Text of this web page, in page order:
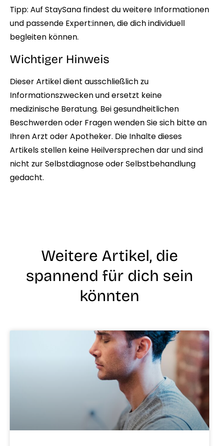
Tipp: Auf StaySana findest du weitere Informationen
und passende Expert:innen, die dich individuell
begleiten können.
Wichtiger Hinweis
Dieser Artikel dient ausschließlich zu
Informationszwecken und ersetzt keine
medizinische Beratung. Bei gesundheitlichen
Beschwerden oder Fragen wenden Sie sich bitte an
Ihren Arzt oder Apotheker. Die Inhalte dieses
Artikels stellen keine Heilversprechen dar und sind
nicht zur Selbstdiagnose oder Selbstbehandlung
gedacht.
Weitere Artikel, die
spannend für dich sein
könnten